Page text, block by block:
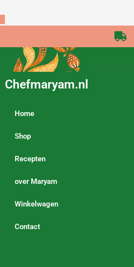
Chefmaryam.nl
Home
Shop
Recepten
over Maryam
Winkelwagen
Contact